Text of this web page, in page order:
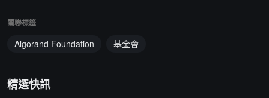
關聯標籤
Algorand Foundation 基金會
精選快訊